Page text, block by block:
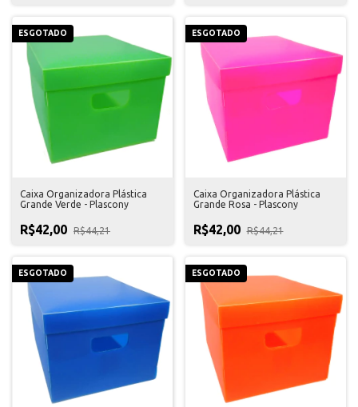
ESGOTADO
Caixa Organizadora Plástica
Grande Verde - Plascony
R$42,00 R$44,21
ESGOTADO
Caixa Organizadora Plástica
Grande Rosa - Plascony
R$42,00 R$44,21
ESGOTADO ESGOTADO